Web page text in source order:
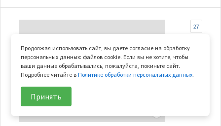
27
Продолжая использовать сайт, вы даете согласие на обработку
персональных данных: файлов cookie. Если вы не хотите, чтобы
ваши данные обрабатывались, пожалуйста, покиньте сайт.
Подробнее читайте вПолитике обработки персональных данных.
Принять